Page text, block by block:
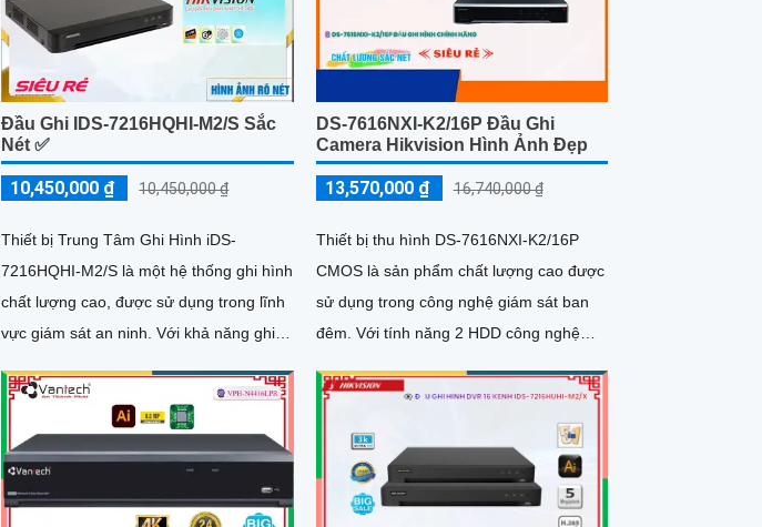
Đầu Ghi IDS-7216HQHI-M2/S Sắc
Nét ✅
10,450,000 ₫ 10,450,000 ₫
Thiết bị Trung Tâm Ghi Hình iDS-
7216HQHI-M2/S là một hệ thống ghi hình
chất lượng cao, được sử dụng trong lĩnh
vực giám sát an ninh. Với khả năng ghi
người dùng theo dõi và ghi lại toàn bộ
hoạt động từ các camera
DS-7616NXI-K2/16P Đầu Ghi
Camera Hikvision Hình Ảnh Đẹp
13,570,000 ₫ 16,740,000 ₫
Thiết bị thu hình DS-7616NXI-K2/16P
CMOS là sản phẩm chất lượng cao được
sử dụng trong công nghệ giám sát ban
đêm. Với tính năng 2 HDD công nghệ
suất hoạt động ổn định và đáng tin cậy